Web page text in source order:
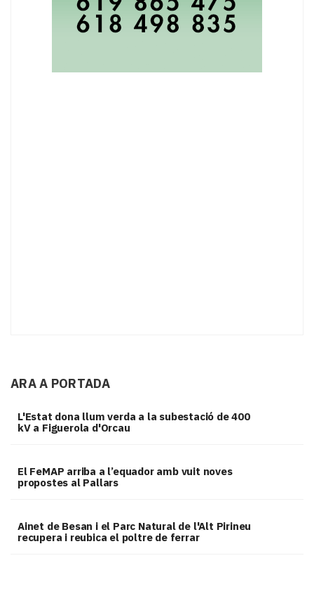
ARA A PORTADA
L'Estat dona llum verda a la subestació de 400
kV a Figuerola d'Orcau
El FeMAP arriba a l’equador amb vuit noves
propostes al Pallars
Ainet de Besan i el Parc Natural de l'Alt Pirineu
recupera i reubica el poltre de ferrar